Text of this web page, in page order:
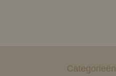
Categorieën